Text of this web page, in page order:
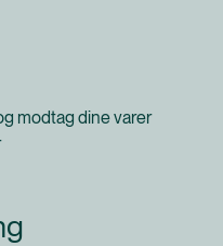
modtag dine varer